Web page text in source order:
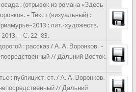
: (отрывок из романа «Здесь
– Текст (визуальный) :
: лит.-художеств.
– С. 22–83.
: рассказ / А. А. Воронков. –
// Дальний Восток.
: публицист. ст. / А. А. Воронков.
// Дальний